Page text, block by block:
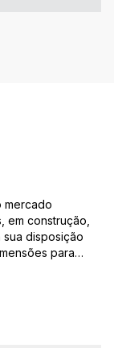
mercado
em construção,
sua disposição
para
salas